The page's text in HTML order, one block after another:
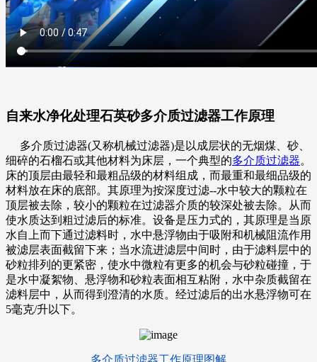
自来水净化处理石英砂多介质过滤器工作原理
多介质过滤器(又称机械过滤器)是以成层状的无烟煤、砂、
细碎的石榴石或其他材料为床层，一个典型的多介质过滤器。
床的顶层由最轻和最粗品级的材料组成，而最重和最细品级的
材料放在床的底部。其原理为按深度过滤--水中较大的颗粒在
顶层被去除，较小的颗粒在过滤器介质的较深处被去除。从而
使水质达到粗过滤后的标准。设备是压力式的，其原理是当原
水自上而下通过滤料时，水中悬浮物由于吸附和机械阻流作用
被滤层表面截留下来；当水流进滤层中间时，由于滤料层中的
砂粒排列的更紧密，使水中微粒有更多的机会与砂粒碰撞，于
是水中凝絮物、悬浮物和砂粒表面相互粘附，水中杂质截留在
滤料层中，从而得到澄清的水质。经过滤后的出水悬浮物可在
5毫克/升以下。
多介质过滤器工作原理图解